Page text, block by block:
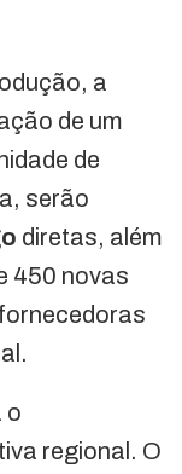
a
de um
de
serão
diretas, além
450 novas
o
regional. O